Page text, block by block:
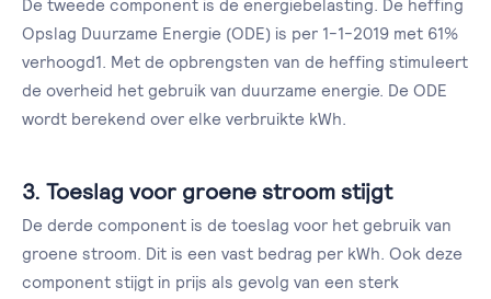
De tweede component is de energiebelasting. De heffing
Opslag Duurzame Energie (ODE) is per 1-1-2019 met 61%
verhoogd1. Met de opbrengsten van de heffing stimuleert
de overheid het gebruik van duurzame energie. De ODE
wordt berekend over elke verbruikte kWh.
3. Toeslag voor groene stroom stijgt
De derde component is de toeslag voor het gebruik van
groene stroom. Dit is een vast bedrag per kWh. Ook deze
component stijgt in prijs als gevolg van een sterk